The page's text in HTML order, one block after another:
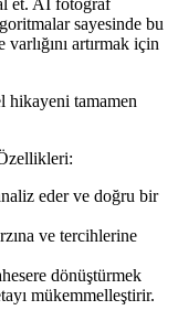
sayesinde bu
artırmak için
hikayeni tamamen
eder ve doğru bir
ve tercihlerine
dönüştürmek
mükemmelleştirir.